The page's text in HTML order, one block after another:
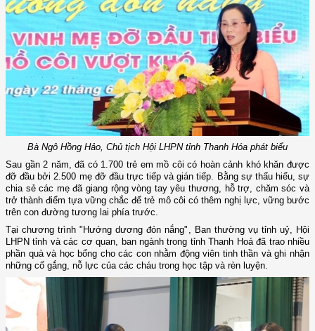
Bà Ngô Hồng Hảo, Chủ tịch Hội LHPN tỉnh Thanh Hóa phát biểu
Sau gần 2 năm, đã có 1.700 trẻ em mồ côi có hoàn cảnh khó khăn được
đỡ đầu bởi 2.500 mẹ đỡ đầu trực tiếp và gián tiếp. Bằng sự thấu hiểu, sự
chia sẻ các mẹ đã giang rộng vòng tay yêu thương, hỗ trợ, chăm sóc và
trở thành điểm tựa vững chắc để trẻ mô côi có thêm nghị lực, vững bước
trên con đường tương lai phía trước.
Tại chương trình "Hướng dương đón nắng", Ban thường vụ tỉnh uỷ, Hội
LHPN tỉnh và các cơ quan, ban ngành trong tỉnh Thanh Hoá đã trao nhiều
phần quà và học bổng cho các con nhằm động viên tinh thần và ghi nhận
những cố gắng, nỗ lực của các cháu trong học tập và rèn luyện.